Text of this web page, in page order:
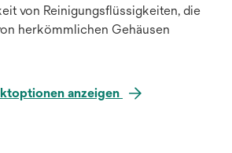
von Reinigungsflüssigkeiten, die
herkömmlichen Gehäusen
anzeigen